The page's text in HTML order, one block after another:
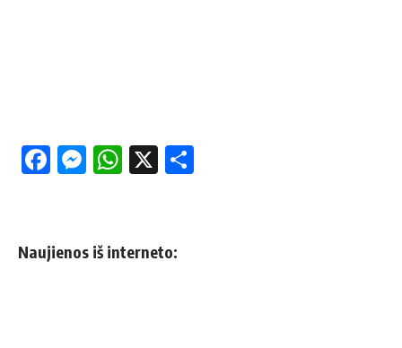
Facebook
Messenger
WhatsApp
X
Naujienos iš interneto: